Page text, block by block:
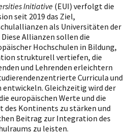
Initiative (EUI) verfolgt die
seit 2019 das Ziel,
als Universitäten der
Allianzen sollen die
Hochschulen in Bildung,
strukturell vertiefen, die
und Lehrenden erleichtern
Curricula und
Gleichzeitig wird der
europäischen Werte und die
Kontinents zu stärken und
Beitrag zur Integration des
zu leisten.